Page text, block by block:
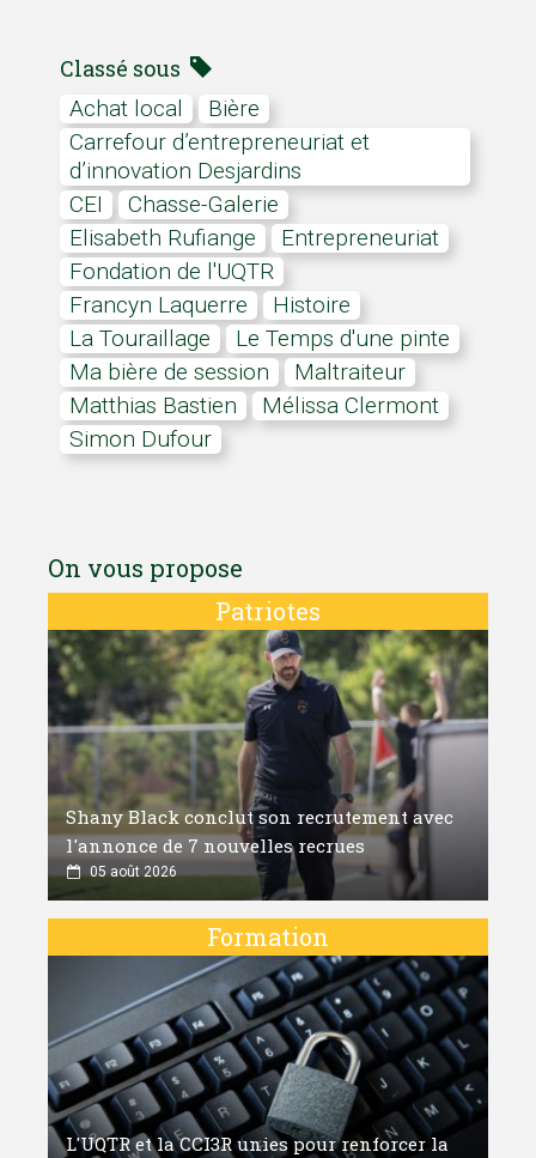
Classé sous
achat local
Bière
Carrefour d’entrepreneuriat et
d’innovation Desjardins
CEI
Chasse-Galerie
Elisabeth Rufiange
Entrepreneuriat
Fondation de l'UQTR
Francyn Laquerre
Histoire
La Touraillage
Le Temps d'une pinte
Ma bière de session
Maltraiteur
Matthias Bastien
Mélissa Clermont
Simon Dufour
On vous propose
Patriotes
Shany Black conclut son recrutement avec
l'annonce de 7 nouvelles recrues
05 août 2026
Formation
L'UQTR et la CCI3R unies pour renforcer la